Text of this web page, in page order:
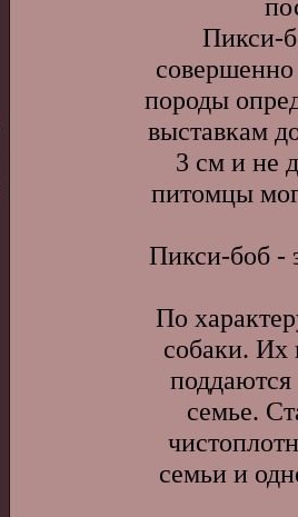
Пикси-
породы
выставкам
3 см и не
питомцы
Пикси-боб -
По
собаки. Их
семье.
семьи и